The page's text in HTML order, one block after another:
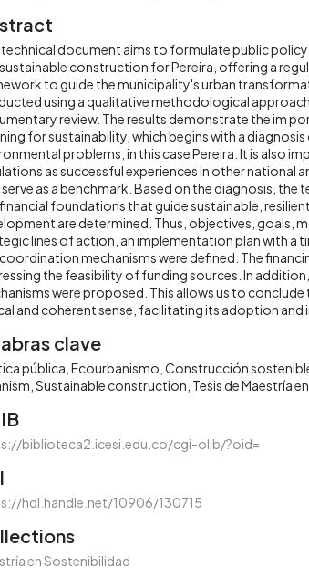
technical document aims to formulate public
construction for Pereira, offering a
to guide the municipality's urban
using a qualitative methodological
review. The results demonstrate the im
for sustainability, which begins with a diagnosis
problems, in this case Pereira. It is also
as successful experiences in other national
as a benchmark. Based on the diagnosis, the
foundations that guide sustainable,
are determined. Thus, objectives, goals,
lines of action, an implementation plan with a
mechanisms were defined. The
the feasibility of funding sources. In
were proposed. This allows us to
and coherent sense, facilitating its adoption and
clave
pública Ecourbanismo Construcción
Sustainable construction Tesis de Maestría
biblioteca2.icesi.edu.co/cgi-olib/?oid=
hdl.handle.net/10906/130715
en Sostenibilidad